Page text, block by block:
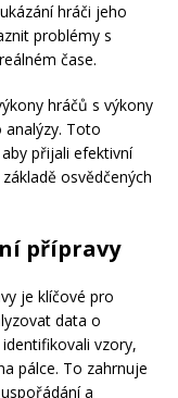
hráči jeho
problémy s
čase.
hráčů s výkony
Toto
přijali efektivní
osvědčených
přípravy
je klíčové pro
data o
vzory,
pálce. To zahrnuje
a